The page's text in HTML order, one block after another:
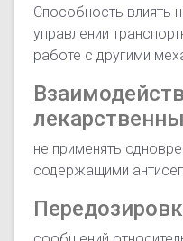
Способность влиять
управлении
работе с другими
не применять
содержащими